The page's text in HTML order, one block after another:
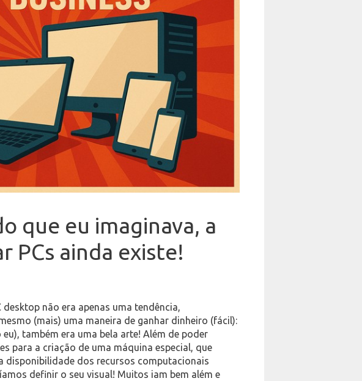
que eu imaginava, a
PCs ainda existe!
não era apenas uma tendência,
(mais) uma maneira de ganhar dinheiro (fácil):
também era uma bela arte! Além de poder
para a criação de uma máquina especial, que
disponibilidade dos recursos computacionais
definir o seu visual! Muitos iam bem além e